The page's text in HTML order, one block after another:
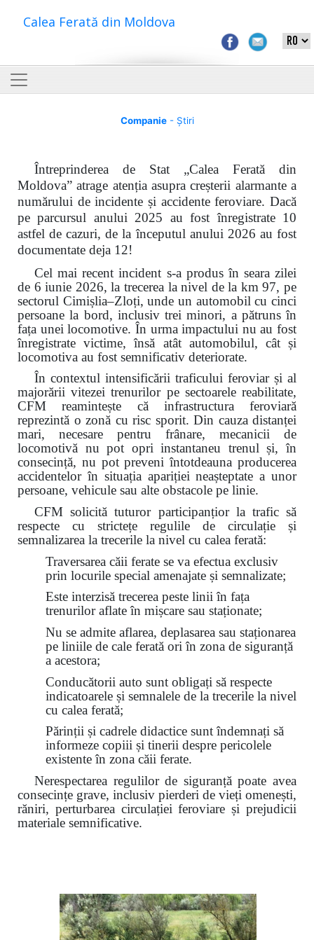
Calea Ferată din Moldova
Companie- Știri
Întreprinderea de Stat „Calea Ferată din
Moldova” atrage atenția asupra creșterii alarmante a
numărului de incidente și accidente feroviare. Dacă
pe parcursul anului 2025 au fost înregistrate 10
astfel de cazuri, de la începutul anului 2026 au fost
documentate deja 12!
Cel mai recent incident s-a produs în seara zilei
de 6 iunie 2026, la trecerea la nivel de la km 97, pe
sectorul Cimișlia–Zloți, unde un automobil cu cinci
persoane la bord, inclusiv trei minori, a pătruns în
fața unei locomotive. În urma impactului nu au fost
înregistrate victime, însă atât automobilul, cât și
locomotiva au fost semnificativ deteriorate.
În contextul intensificării traficului feroviar și al
majorării vitezei trenurilor pe sectoarele reabilitate,
CFM reamintește că infrastructura feroviară
reprezintă o zonă cu risc sporit. Din cauza distanței
mari, necesare pentru frânare, mecanicii de
locomotivă nu pot opri instantaneu trenul și, în
consecință, nu pot preveni întotdeauna producerea
accidentelor în situația apariției neașteptate a unor
persoane, vehicule sau alte obstacole pe linie.
CFM solicită tuturor participanțior la trafic să
respecte cu strictețe regulile de circulație și
semnalizarea la trecerile la nivel cu calea ferată:
Traversarea căii ferate se va efectua exclusiv
prin locurile special amenajate și semnalizate;
Este interzisă trecerea peste linii în fața
trenurilor aflate în mișcare sau staționate;
Nu se admite aflarea, deplasarea sau staționarea
pe liniile de cale ferată ori în zona de siguranță
a acestora;
Conducătorii auto sunt obligați să respecte
indicatoarele și semnalele de la trecerile la nivel
cu calea ferată;
Părinții și cadrele didactice sunt îndemnați să
informeze copiii și tinerii despre pericolele
existente în zona căii ferate.
Nerespectarea regulilor de siguranță poate avea
consecințe grave, inclusiv pierderi de vieți omenești,
răniri, perturbarea circulației feroviare și prejudicii
materiale semnificative.